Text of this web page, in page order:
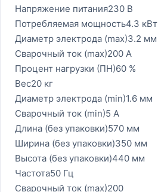
Напряжение питания230 В
Потребляемая мощность4.3 кВт
Диаметр электрода (max)3.2 мм
Сварочный ток (max)200 А
Процент нагрузки (ПН)60 %
Вес20 кг
Диаметр электрода (min)1.6 мм
Сварочный ток (min)5 А
Длина (без упаковки)570 мм
Ширина (без упаковки)350 мм
Высота (без упаковки)440 мм
Частота50 Гц
Сварочный ток (max)200